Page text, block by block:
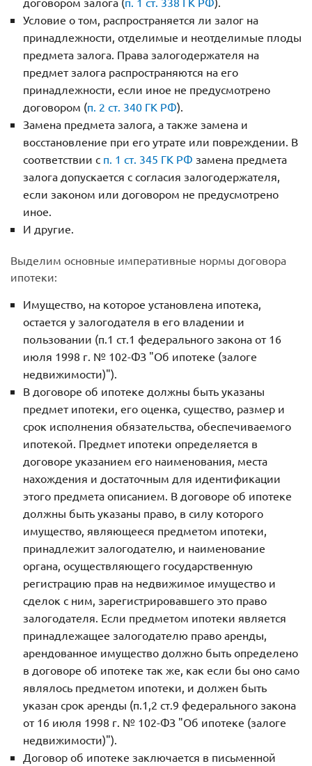
Условие о том, распространяется ли залог на
принадлежности, отделимые и неотделимые плоды
предмета залога. Права залогодержателя на
предмет залога распространяются на его
принадлежности, если иное не предусмотрено
договором (п. 2 ст. 340 ГК РФ).
Замена предмета залога, а также замена и
восстановление при его утрате или повреждении. В
соответствии с п. 1 ст. 345 ГК РФ замена предмета
залога допускается с согласия залогодержателя,
если законом или договором не предусмотрено
иное.
И другие.
Выделим основные императивные нормы договора
ипотеки:
Имущество, на которое установлена ипотека,
остается у залогодателя в его владении и
пользовании (п.1 ст.1 федерального закона от 16
июля 1998 г. № 102-ФЗ "Об ипотеке (залоге
недвижимости)").
В договоре об ипотеке должны быть указаны
предмет ипотеки, его оценка, существо, размер и
срок исполнения обязательства, обеспечиваемого
ипотекой. Предмет ипотеки определяется в
договоре указанием его наименования, места
нахождения и достаточным для идентификации
этого предмета описанием. В договоре об ипотеке
должны быть указаны право, в силу которого
имущество, являющееся предметом ипотеки,
принадлежит залогодателю, и наименование
органа, осуществляющего государственную
регистрацию прав на недвижимое имущество и
сделок с ним, зарегистрировавшего это право
залогодателя. Если предметом ипотеки является
принадлежащее залогодателю право аренды,
арендованное имущество должно быть определено
в договоре об ипотеке так же, как если бы оно само
являлось предметом ипотеки, и должен быть
указан срок аренды (п.1,2 ст.9 федерального закона
от 16 июля 1998 г. № 102-ФЗ "Об ипотеке (залоге
недвижимости)").
Договор об ипотеке заключается в письменной